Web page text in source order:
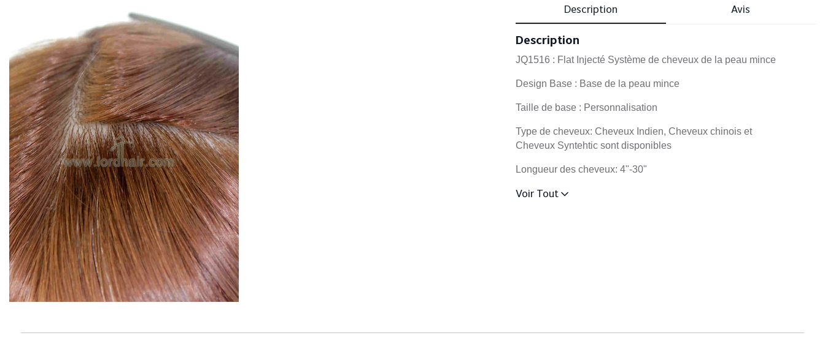
Description Avis
Description
JQ1516 : Flat Injecté Système de cheveux de la peau mince
Design Base : Base de la peau mince
Taille de base : Personnalisation
Type de cheveux: Cheveux Indien, Cheveux chinois et
Cheveux Syntehtic sont disponibles
Longueur des cheveux: 4"-30"
Voir Tout